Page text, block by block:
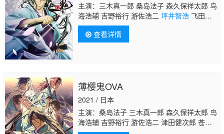
主演：三木真一郎 桑岛法子 森久保祥太郎 鸟
海浩辅 吉野裕行 游佐浩二 坪井智浩飞田展
男 大川透 津田健次郎
查看详情
薄樱鬼OVA
2021 / 日本
主演：桑岛法子 三木真一郎 森久保祥太郎 鸟
海浩辅 吉野裕行 游佐浩二 津田健次郎 苍井翔
太 和泉忍 大川透 飞田展男 铃木贵征